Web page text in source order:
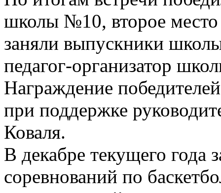
школы №10, второе
заняли выпускники
педагог-организатор
Награждение
при поддержке
Коваля.
В декабре текущего года
соревнований по